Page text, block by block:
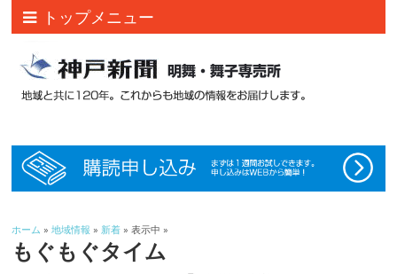
トップメニュー
ホーム »地域情報 »新着 » 表示中 »
もぐもぐタイム